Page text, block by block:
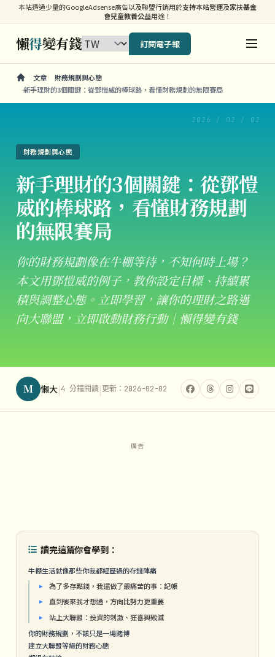
本站透過少量的GoogleAdsense廣告以及聯盟行銷用於支持本站營運及家扶基金
會兒童教養公益用途！
懶得變有錢 訂閱電子報
文章
財務規劃與心態
新手理財的3個關鍵：從鄧愷威的棒球路，看懂財務規劃的無限賽局
2026 / 02 / 02
財務規劃與心態
新手理財的3個關鍵：從鄧愷
威的棒球路，看懂財務規劃
的無限賽局
你的財務規劃像在牛棚等待，不知何時上場？
本文用鄧愷威的例子，教你設定目標、持續累
積與調整心態。立即學習，讓你的理財之路邁
向大聯盟，立即啟動財務行動｜懶得變有錢
M 懶大|4 分鐘閱讀|更新：2026-02-02
讀完這篇你會學到：
牛棚生活就像那些你我都經歷過的存錢陣痛
為了多存點錢，我還做了最痛苦的事： 記帳
直到後來我才想通， 方向比努力更重要
站上大聯盟：投資的刺激、狂喜與毀滅
你的財務規劃，不該只是一場賭博
建立大聯盟等級的財務心態